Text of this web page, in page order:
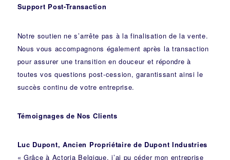
Support Post-Transaction
Notre soutien ne s’arrête pas à la finalisation de la vente.
Nous vous accompagnons également après la transaction
pour assurer une transition en douceur et répondre à
toutes vos questions post-cession, garantissant ainsi le
succès continu de votre entreprise.
Témoignages de Nos Clients
Luc Dupont, Ancien Propriétaire de Dupont Industries
« Grâce à Actoria Belgique, j’ai pu céder mon entreprise